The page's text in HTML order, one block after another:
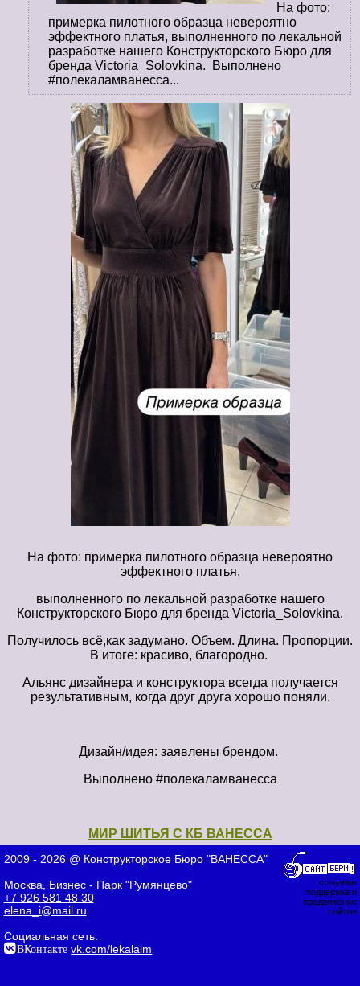
На фото:
примерка пилотного образца невероятно
эффектного платья, выполненного по лекальной
разработке нашего Конструкторского Бюро для
бренда Victoria_Solovkina. Выполнено
#полекаламванесса...
На фото: примерка пилотного образца невероятно
эффектного платья,
выполненного по лекальной разработке нашего
Конструкторского Бюро для бренда Victoria_Solovkina.
Получилось всё,как задумано. Объем. Длина. Пропорции.
В итоге: красиво, благородно.
Альянс дизайнера и конструктора всегда получается
результативным, когда друг друга хорошо поняли.
Дизайн/идея: заявлены брендом.
Выполнено #полекаламванесса
МИР ШИТЬЯ С КБ ВАНЕССА
2009 - 2026 @ Конструкторское Бюро "ВАНЕССА"
Москва, Бизнес - Парк "Румянцево"
+7 926 581 48 30
elena_i@mail.ru
Социальная сеть:
ВКонтакте vk.com/lekalaim
создание
поддержка и
продвижение
сайтов